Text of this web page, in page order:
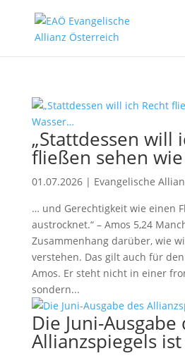
„Stattdessen will
fließen sehen
01.07.2026| Evangelische
… und Gerechtigkeit wie einen
austrocknet.“ – Amos 5,24
Zusammenhang darüber, wie
verstehen. Das gilt auch für
Amos. Er steht nicht in einer
sondern...
Die Juni-Ausgabe
Allianzspiegels ist